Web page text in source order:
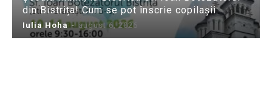
din Bistrița! Cum se pot înscrie copilașii:
Iulia Hoha - august 6, 2026